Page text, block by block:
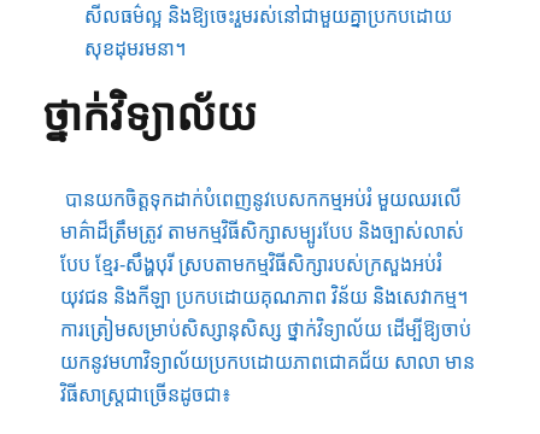
សីលធម៌​ល្អ​ និង​ឱ្យ​ចេះ​រួមរស់​នៅជា​មួយ​គ្នា​ប្រកបដោយ​
សុខដុមរមនា​។
ថ្នាក់វិទ្យាល័យ
បាន​យកចិត្ត​ទុកដាក់​បំពេញ​នូវ​បេសកកម្ម​អប់រំ​ មួយ​ឈរ​លើ​
មាគ៌ា​ដ៏​ត្រឹមត្រូវ​ តាមកម្ម​វិធី​សិក្សា​សម្បូរ​បែប​ និង​ច្បាស់លាស់​
បែប​ ខ្មែរ​-សឹង្ហបុរី ស្របតាម​កម្មវិធី​សិក្សា​របស់ក្រ​សួង​អប់រំ​
យុវជន​ និងកីឡា​ ប្រកបដោយ​គុណភាព​ វិន័យ​ និង​សេវាកម្ម​។
ការ​ត្រៀម​សម្រាប់​សិស្សានុសិស្ស​ ថ្នាក់​វិទ្យាល័យ​ ដើម្បី​ឱ្យ​ចាប់​
យក​នូវ​មហាវិទ្យាល័យ​ប្រកបដោយ​ភាព​ជោគជ័យ​ សាលា​ មាន​
វិធី​សាស្រ្ត​ជាច្រើន​ដូចជា​៖